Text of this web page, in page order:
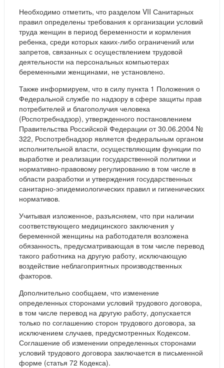
Необходимо отметить, что разделом VII Санитарных
правил определены требования к организации условий
труда женщин в период беременности и кормления
ребенка, среди которых каких-либо ограничений или
запретов, связанных с осуществлением трудовой
деятельности на персональных компьютерах
беременными женщинами, не установлено.
Также информируем, что в силу пункта 1 Положения о
Федеральной службе по надзору в сфере защиты прав
потребителей и благополучия человека
(Роспотребнадзор), утвержденного постановлением
Правительства Российской Федерации от 30.06.2004 №
322, Роспотребнадзор является федеральным органом
исполнительной власти, осуществляющим функции по
выработке и реализации государственной политики и
нормативно-правовому регулированию в том числе в
области разработки и утверждения государственных
санитарно-эпидемиологических правил и гигиенических
нормативов.
Учитывая изложенное, разъясняем, что при наличии
соответствующего медицинского заключения у
беременной женщины на работодателя возложена
обязанность, предусматривающая в том числе перевод
такого работника на другую работу, исключающую
воздействие неблагоприятных производственных
факторов.
Дополнительно сообщаем, что изменение
определенных сторонами условий трудового договора,
в том числе перевод на другую работу, допускается
только по соглашению сторон трудового договора, за
исключением случаев, предусмотренных Кодексом.
Соглашение об изменении определенных сторонами
условий трудового договора заключается в письменной
форме (статья 72 Кодекса).